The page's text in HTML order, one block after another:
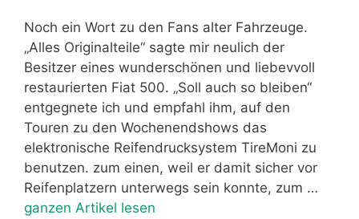
Noch ein Wort zu den Fans alter Fahrzeuge.
„Alles Originalteile“ sagte mir neulich der
Besitzer eines wunderschönen und liebevvoll
restaurierten Fiat 500. „Soll auch so bleiben“
entgegnete ich und empfahl ihm, auf den
Touren zu den Wochenendshows das
elektronische Reifendrucksystem TireMoni zu
benutzen. zum einen, weil er damit sicher vor
Reifenplatzern unterwegs sein konnte, zum …
ganzen Artikel lesen